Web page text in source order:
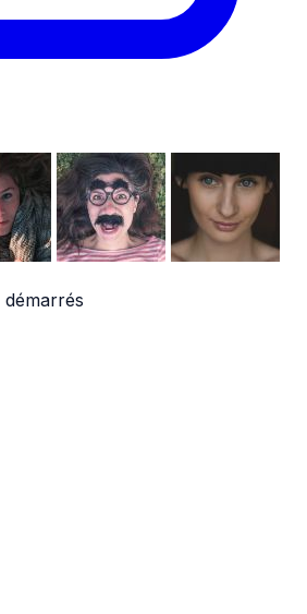
démarrés